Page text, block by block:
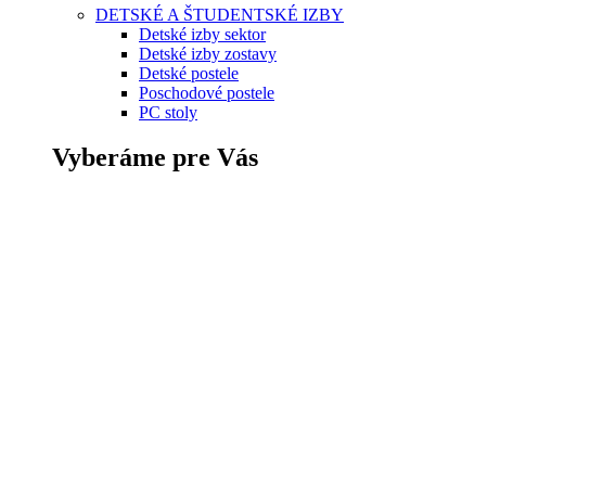
DETSKÉ A ŠTUDENTSKÉ IZBY
Detské izby sektor
Detské izby zostavy
Detské postele
Poschodové postele
PC stoly
Vyberáme pre Vás